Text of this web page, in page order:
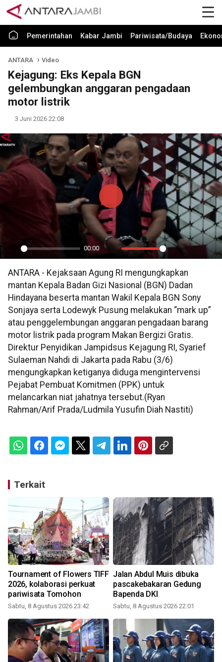
Pemerintahan Kabar Jambi Pariwisata/Budaya
ANTARA Video
Kejagung: Eks Kepala BGN
gelembungkan anggaran pengadaan
motor listrik
3 Juni 2026 22:08
Play
00:00
Mute Settings
PIP
Play
ANTARA - Kejaksaan Agung RI mengungkapkan
mantan Kepala Badan Gizi Nasional (BGN) Dadan
Hindayana beserta mantan Wakil Kepala BGN Sony
Sonjaya serta Lodewyk Pusung melakukan “mark up”
atau penggelembungan anggaran pengadaan barang
motor listrik pada program Makan Bergizi Gratis.
Direktur Penyidikan Jampidsus Kejagung RI, Syarief
Sulaeman Nahdi di Jakarta pada Rabu (3/6)
mengungkapkan ketiganya diduga mengintervensi
Pejabat Pembuat Komitmen (PPK) untuk
melancarkan niat jahatnya tersebut.(Ryan
Rahman/Arif Prada/Ludmila Yusufin Diah Nastiti)
Terkait
Tournament of Flowers TIFF
2026, kolaborasi perkuat
pariwisata Tomohon
Sabtu, 8 Agustus 2026 23:42
Jalan Abdul Muis dibuka
pascakebakaran Gedung
Bapenda DKI
Sabtu, 8 Agustus 2026 22:01